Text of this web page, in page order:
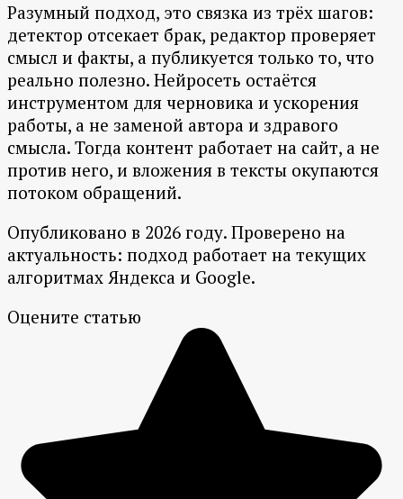
Разумный подход, это связка из трёх шагов:
детектор отсекает брак, редактор проверяет
смысл и факты, а публикуется только то, что
реально полезно. Нейросеть остаётся
инструментом для черновика и ускорения
работы, а не заменой автора и здравого
смысла. Тогда контент работает на сайт, а не
против него, и вложения в тексты окупаются
потоком обращений.
Опубликовано в 2026 году. Проверено на
актуальность: подход работает на текущих
алгоритмах Яндекса и Google.
Оцените статью